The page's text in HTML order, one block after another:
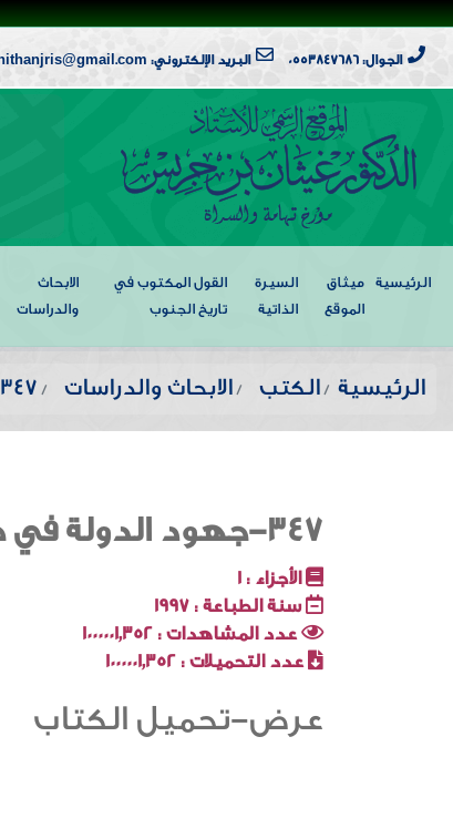
الجوال: 0553847686 البريد الإلكتروني: ghithanjris@gmail.com
الرئيسية
ميثاق
الموقع
السيرة
الذاتية
القول المكتوب في
تاريخ الجنوب
الابحاث
والدراسات
الرئيسية الكتب الابحاث والدراسات 347-جهود الدولة في خدمة المواطنين
347-جهود الدولة في خدمة المواطنين
الأجزاء : 1
سنة الطباعة : 1997
عدد المشاهدات : 1000001٬352
عدد التحميلات : 1000001٬352
عرض-تحميل الكتاب